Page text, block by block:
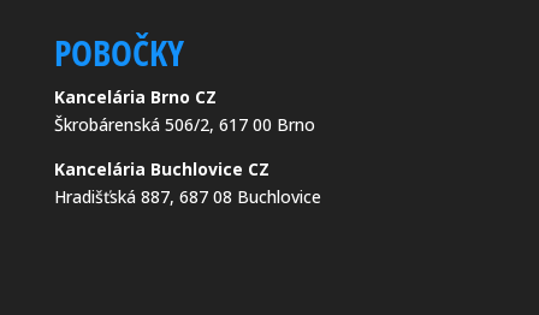
POBOČKY
Kancelária Brno CZ
Škrobárenská 506/2, 617 00 Brno
Kancelária Buchlovice CZ
Hradišťská 887, 687 08 Buchlovice